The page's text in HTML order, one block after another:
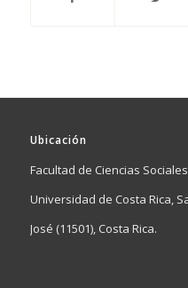
Ubicación
Facultad de Ciencias
Universidad de Costa Rica,
José (11501), Costa Rica.